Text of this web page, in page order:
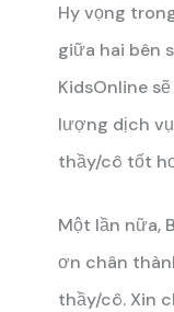
Hy vọng
giữa hai bên
KidsOnline
lượng dịch
thầy/cô tốt
Một lần nữa,
ơn chân
thầy/cô. Xin